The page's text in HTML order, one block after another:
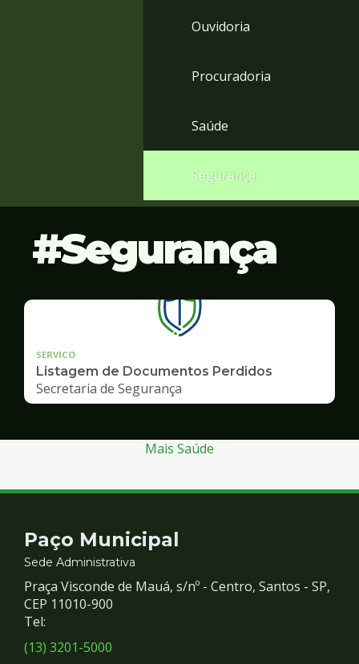
Ouvidoria
Procuradoria
Saúde
Segurança
Segurança
SERVICO
Listagem de Documentos Perdidos
Secretaria de Segurança
Mais Saúde
Contato
e
Redes
Sociais
Paço Municipal
Sede Administrativa
Praça Visconde de Mauá, s/nº - Centro, Santos - SP,
CEP 11010-900
Tel:
(13) 3201-5000